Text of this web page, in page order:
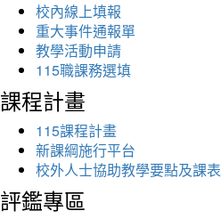
校內線上填報
重大事件通報單
教學活動申請
115職課務選填
課程計畫
115課程計畫
新課綱施行平台
校外人士協助教學要點及課表
評鑑專區